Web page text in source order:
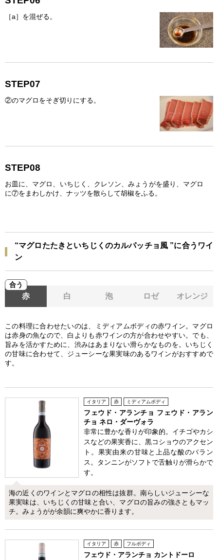
［a］を混ぜる。
STEP07
②のマグロをそぎ切りにする。
STEP08
お皿に、マグロ、いちじく、クレソン、みょうがを盛り、マグロ
に⑦をまわしかけ、ナッツを散らして胡椒をふる。
“マグロたたきといちじくのカルパッチョ風 ”に合うワイ
ン
合う
赤 白 泡 ロゼ オレンジ
この料理に合わせたいのは、ミディアムボディの赤ワイン。マグロ
は赤身の魚なので、白よりも赤ワインの方が合わせやすい。でも、
旨みを活かすために、渋みはあまりない滑らかなものを。いちじく
の甘味に合わせて、ジューシーな果実味のあるワインがおすすめで
す。
イタリア 赤 ミディアムボディ
フェウド・アランチョ フェウド・アラン
チョ ネロ・ダーヴォラ
非常に豊かな香りが印象的。イチゴやカシ
スなどの果実香に、黒コショウのアクセン
ト。果実由来の甘味と上品な酸のバラン
ス。タンニンがソフトで舌触りが滑らかで
す。
海の近くのワインとマグロの相性は抜群。南らしいジューシーな
果実味は、いちじくの甘味と合い、マグロの旨みの強さともマッ
チ。みょうがが余韻に爽やかに香ります。
イタリア 赤 フルボディ
フェウド・アランチョ カントドーロ